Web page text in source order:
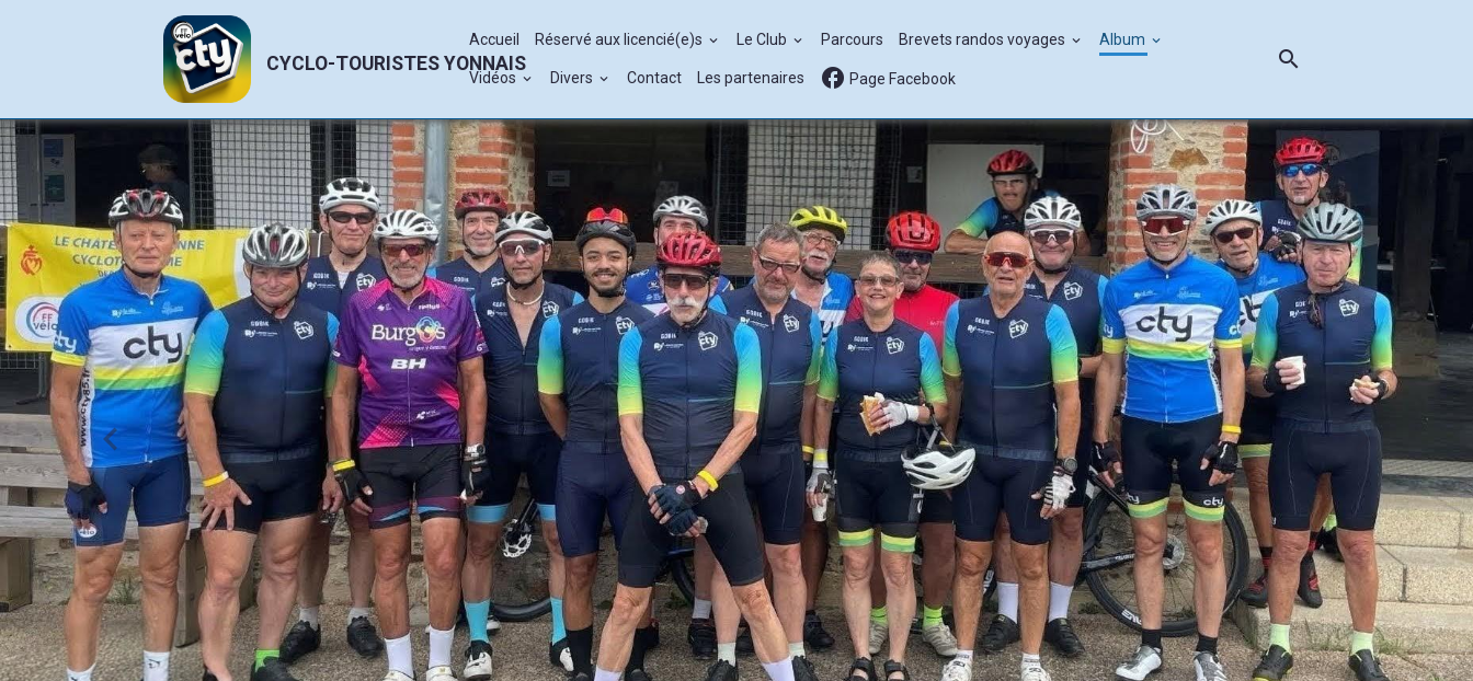
CYCLO-TOURISTES YONNAIS
Accueil Réservé aux licencié(e)s Le Club Parcours Brevets randos voyages Album
Vidéos Divers Contact Les partenaires Page Facebook